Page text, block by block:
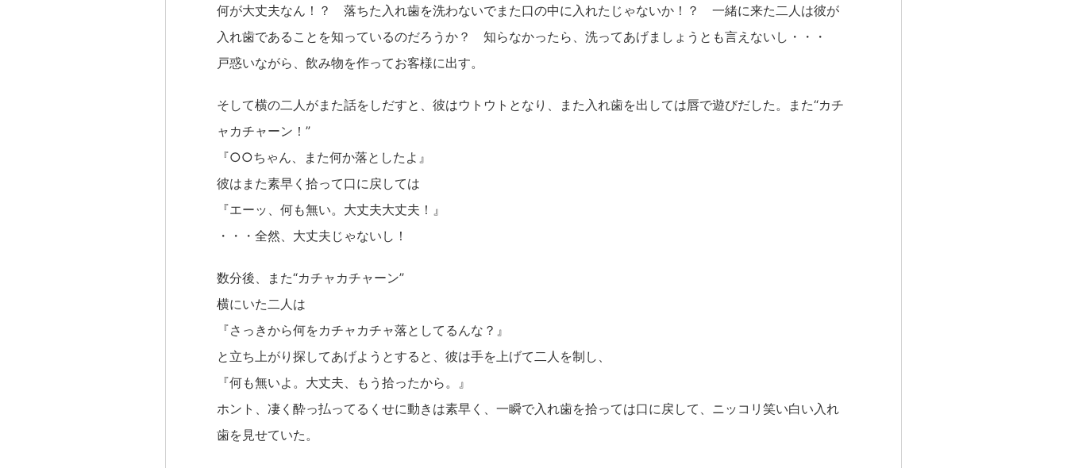
何が大丈夫なん！？ 落ちた入れ歯を洗わないでまた口の中に入れたじゃないか！？ 一緒に来た二人は彼が
入れ歯であることを知っているのだろうか？ 知らなかったら、洗ってあげましょうとも言えないし・・・
戸惑いながら、飲み物を作ってお客様に出す。
そして横の二人がまた話をしだすと、彼はウトウトとなり、また入れ歯を出しては唇で遊びだした。また“カチ
ャカチャーン！”
『○○ちゃん、また何か落としたよ』
彼はまた素早く拾って口に戻しては
『エーッ、何も無い。大丈夫大丈夫！』
・・・全然、大丈夫じゃないし！
数分後、また“カチャカチャーン”
横にいた二人は
『さっきから何をカチャカチャ落としてるんな？』
と立ち上がり探してあげようとすると、彼は手を上げて二人を制し、
『何も無いよ。大丈夫、もう拾ったから。』
ホント、凄く酔っ払ってるくせに動きは素早く、一瞬で入れ歯を拾っては口に戻して、ニッコリ笑い白い入れ
歯を見せていた。